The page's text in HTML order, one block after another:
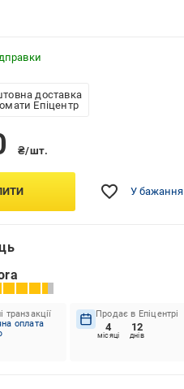
доставка
Епіцентр
₴/шт.
У бажання
транзакції
оплата
Продає в Епіцентрі
4
місяці
12
днів